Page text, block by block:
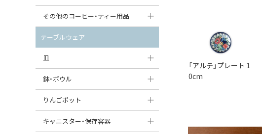
「アルテ」プレート 1
0cm
コーヒーポット
シュガーボウル
クリーマー
その他のコーヒー・ティー用品
ポットウォーマー
ピッチャー
コーヒードリッパー
すべて見る
テーブルウェア
皿
大皿（24cm〜）
中皿（18〜24cm）
鉢・ボウル
大鉢（21cm〜）
中鉢（16〜21cm）
りんごポット
りんごポット
キャニスター・保存容器